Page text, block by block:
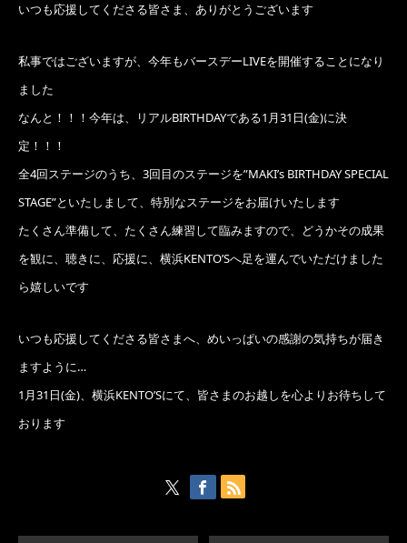
いつも応援してくださる皆さま、ありがとうございます
私事ではございますが、今年もバースデーLIVEを開催することになり
ました
なんと！！！今年は、リアルBIRTHDAYである1月31日(金)に決
定！！！
全4回ステージのうち、3回目のステージを”MAKI’s BIRTHDAY SPECIAL
STAGE”といたしまして、特別なステージをお届けいたします
たくさん準備して、たくさん練習して臨みますので、どうかその成果
を観に、聴きに、応援に、横浜KENTO’Sへ足を運んでいただけました
ら嬉しいです
いつも応援してくださる皆さまへ、めいっぱいの感謝の気持ちが届き
ますように…
1月31日(金)、横浜KENTO’Sにて、皆さまのお越しを心よりお待ちして
おります